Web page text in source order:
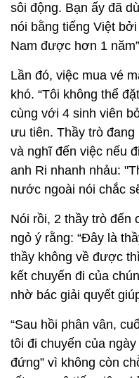
sôi động. Bạn ấy đã
nói bằng tiếng Việt
Nam được hơn 1
Lần đó, việc mua vé
khó. “Tôi không thể
cùng với 4 sinh viên
ưu tiên. Thầy trò
và nghĩ đến việc nếu
anh Ri nhanh nhảu:
nước ngoài nói chắc
Nói rồi, 2 thầy trò đến
ngỏ ý rằng: “Đây là
thầy không về được
kết chuyến đi của
nhờ bác giải quyết
“Sau hồi phân vân,
tôi đi chuyến của
đứng” vì không còn